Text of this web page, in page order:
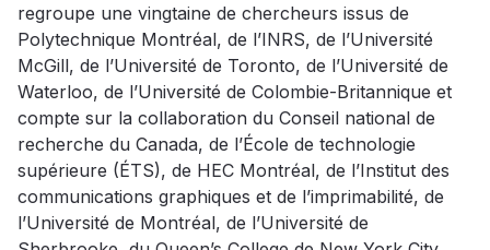
regroupe une vingtaine de chercheurs issus de
Polytechnique Montréal, de l’INRS, de l’Université
McGill, de l’Université de Toronto, de l’Université de
Waterloo, de l’Université de Colombie-Britannique et
compte sur la collaboration du Conseil national de
recherche du Canada, de l’École de technologie
supérieure (ÉTS), de HEC Montréal, de l’Institut des
communications graphiques et de l’imprimabilité, de
l’Université de Montréal, de l’Université de